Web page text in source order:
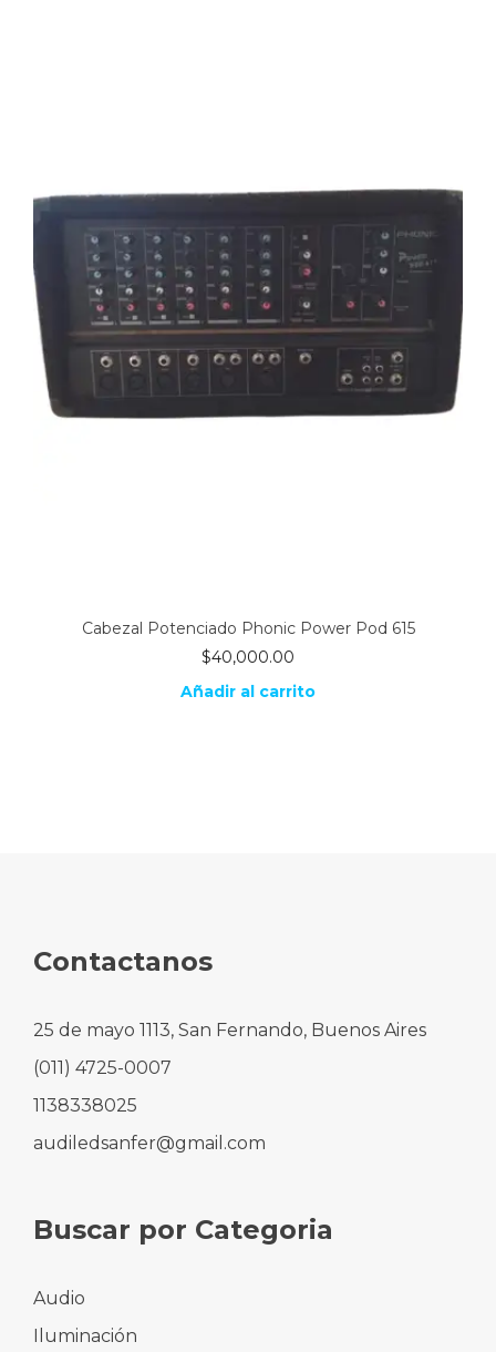
Cabezal Potenciado Phonic Power Pod 615
$40,000.00
Añadir al carrito
Contactanos
25 de mayo 1113, San Fernando, Buenos Aires
(011) 4725-0007
1138338025
audiledsanfer@gmail.com
Buscar por Categoria
Audio
Iluminación